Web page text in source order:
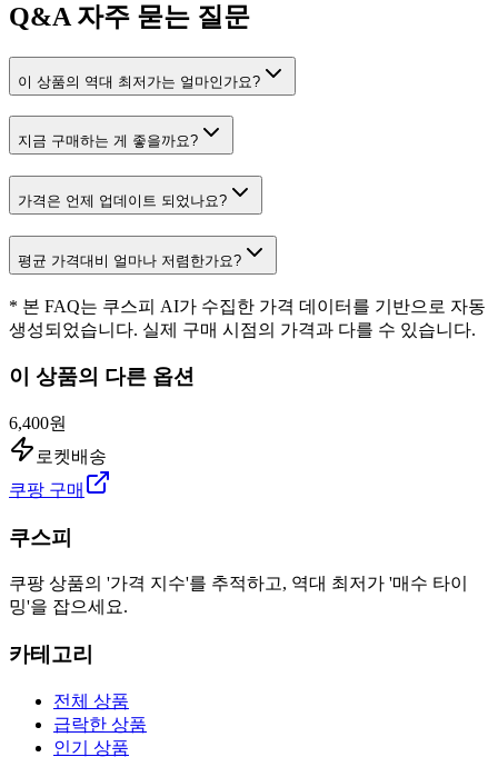
Q&A 자주 묻는 질문
이 상품의 역대 최저가는 얼마인가요?
지금 구매하는 게 좋을까요?
가격은 언제 업데이트 되었나요?
평균 가격대비 얼마나 저렴한가요?
* 본 FAQ는 쿠스피 AI가 수집한 가격 데이터를 기반으로 자동
생성되었습니다. 실제 구매 시점의 가격과 다를 수 있습니다.
이 상품의 다른 옵션
6,400원
로켓배송
쿠팡 구매
쿠스피
쿠팡 상품의 '가격 지수'를 추적하고, 역대 최저가 '매수 타이
밍'을 잡으세요.
카테고리
전체 상품
급락한 상품
인기 상품